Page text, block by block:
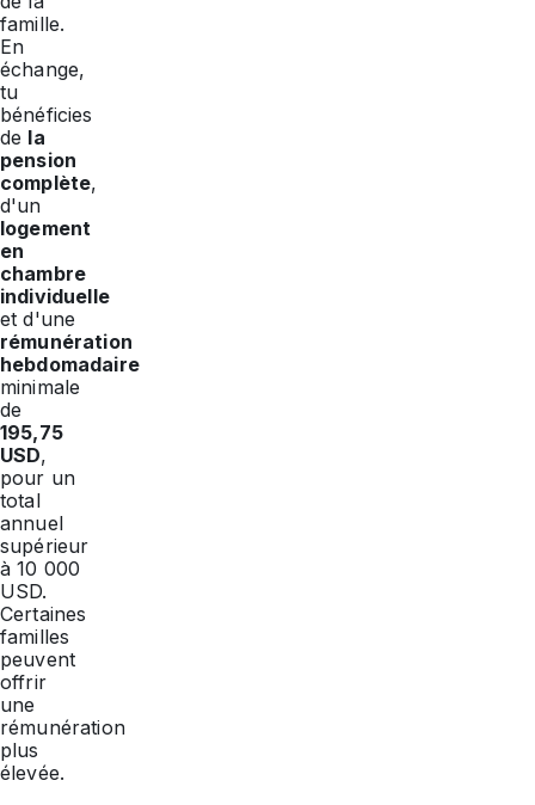
famille.
En
échange,
tu
bénéficies
de la
pension
complète,
d'un
logement
en
chambre
individuelle
et d'une
rémunération
hebdomadaire
minimale
de
195,75
USD,
pour un
total
annuel
supérieur
à 10 000
USD.
Certaines
familles
peuvent
offrir
une
rémunération
plus
élevée.